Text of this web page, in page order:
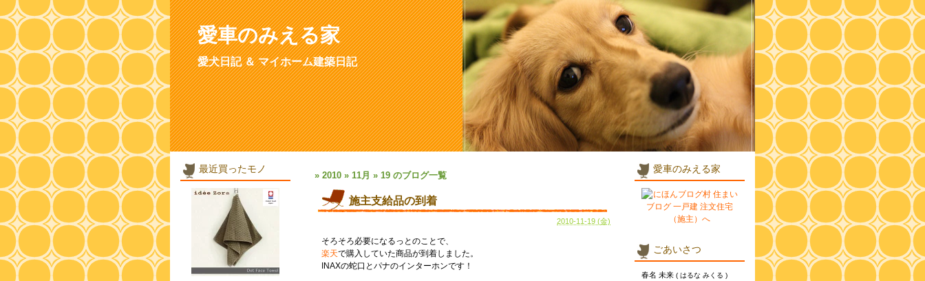
愛車のみえる家
愛犬日記 ＆ マイホーム建築日記
» 2010 » 11月 » 19 のブログ一覧
施主支給品の到着
2010-11-19 (金)
そろそろ必要になるっとのことで、
楽天で購入していた商品が到着しました。
INAXの蛇口とパナのインターホンです！
最近買ったモノ 愛車のみえる家
ごあいさつ
春名 未来 ( はるな みくる )